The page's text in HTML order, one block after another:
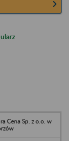
Cena Sp. z o.o. w